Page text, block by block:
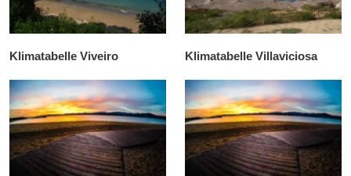
Klimatabelle Viveiro Klimatabelle Villaviciosa